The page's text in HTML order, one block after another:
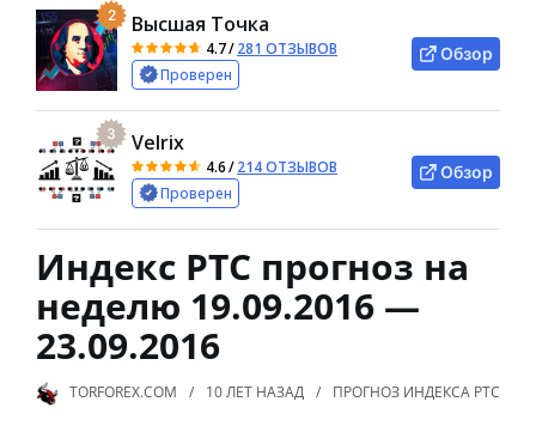
2 Высшая Точка
4.7/281 ОТЗЫВОВ
Проверен
Обзор
3 Velrix
4.6/214 ОТЗЫВОВ
Проверен
Обзор
Индекс РТС прогноз на
неделю 19.09.2016 —
23.09.2016
TORFOREX.COM 10 ЛЕТ НАЗАД ПРОГНОЗ ИНДЕКСА РТС